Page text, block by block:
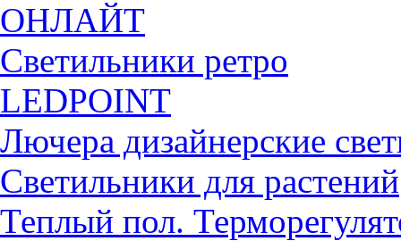
ОНЛАЙТ
Светильники ретро
LEDPOINT
Лючера дизайнерские
Светильники для растений
Теплый пол.